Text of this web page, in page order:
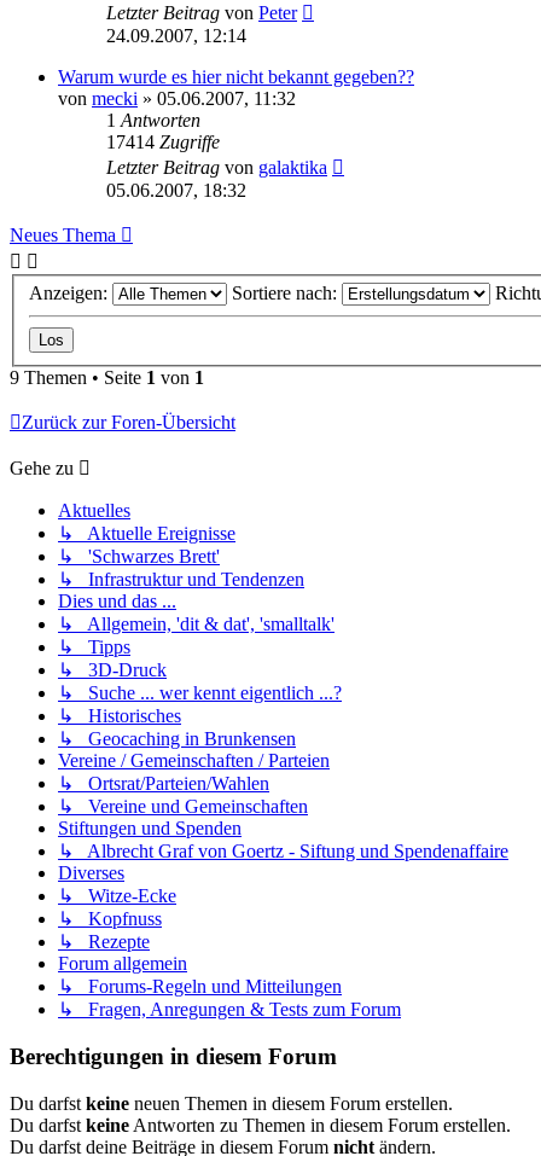
Letzter Beitrag von Peter
24.09.2007, 12:14
Warum wurde es hier nicht bekannt gegeben??
von mecki » 05.06.2007, 11:32
1 Antworten
17414 Zugriffe
Letzter Beitrag von galaktika
05.06.2007, 18:32
Neues Thema
Anzeigen: Sortiere nach:
9 Themen • Seite 1 von 1
Zurück zur Foren-Übersicht
Gehe zu
Aktuelles
↳ Aktuelle Ereignisse
↳ 'Schwarzes Brett'
↳ Infrastruktur und Tendenzen
Dies und das ...
↳ Allgemein, 'dit & dat', 'smalltalk'
↳ Tipps
↳ 3D-Druck
↳ Suche ... wer kennt eigentlich ...?
↳ Historisches
↳ Geocaching in Brunkensen
Vereine / Gemeinschaften / Parteien
↳ Ortsrat/Parteien/Wahlen
↳ Vereine und Gemeinschaften
Stiftungen und Spenden
↳ Albrecht Graf von Goertz - Siftung und Spendenaffaire
Diverses
↳ Witze-Ecke
↳ Kopfnuss
↳ Rezepte
Forum allgemein
↳ Forums-Regeln und Mitteilungen
↳ Fragen, Anregungen & Tests zum Forum
Berechtigungen in diesem Forum
Du darfst keine neuen Themen in diesem Forum erstellen.
Du darfst keine Antworten zu Themen in diesem Forum erstellen.
Du darfst deine Beiträge in diesem Forum nicht ändern.